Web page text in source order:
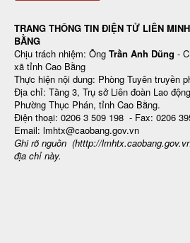
TRANG THÔNG TIN ĐIỆN TỬ LIÊN
BẰNG
Chịu trách nhiệm: Ông Trần Anh Dũng -
xã tỉnh Cao Bằng
Thực hiện nội dung: Phòng Tuyên truyền
Địa chỉ: Tầng 3, Trụ sở Liên đoàn Lao
Phường Thục Phán, tỉnh Cao Bằng.
Điện thoại: 0206 3 509 198 - Fax: 0206
Email: lmhtx@caobang.gov.vn
Ghi rõ nguồn (htttp://
địa chỉ này.